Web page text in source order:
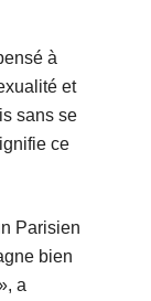
à
et
sans se
ce
Parisien
bien
a